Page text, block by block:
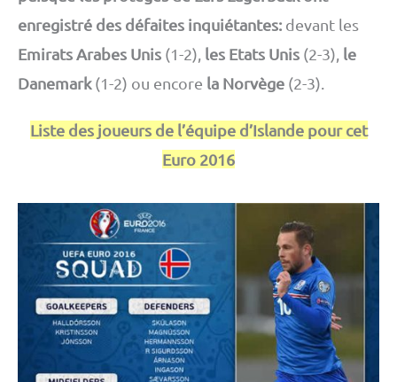
enregistré des défaites inquiétantes: devant les
Emirats Arabes Unis (1-2), les Etats Unis (2-3), le
Danemark(1-2) ou encore la Norvège (2-3).
Liste des joueurs de l’équipe d’Islande pour cet
Euro 2016